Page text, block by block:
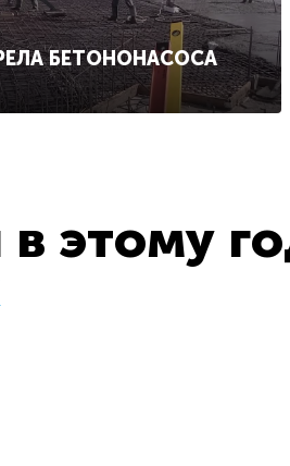
БЕТОНОНАСОСА
этому